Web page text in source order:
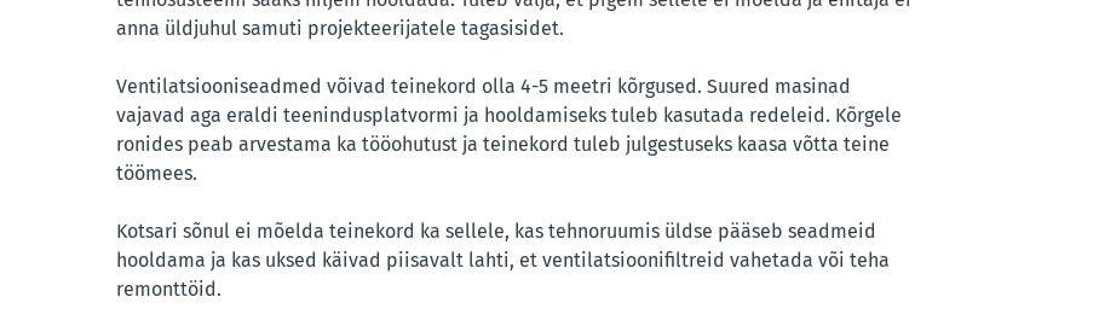
anna üldjuhul samuti projekteerijatele tagasisidet.
Ventilatsiooniseadmed võivad teinekord olla 4-5 meetri kõrgused. Suured masinad
vajavad aga eraldi teenindusplatvormi ja hooldamiseks tuleb kasutada redeleid. Kõrgele
ronides peab arvestama ka tööohutust ja teinekord tuleb julgestuseks kaasa võtta teine
töömees.
Kotsari sõnul ei mõelda teinekord ka sellele, kas tehnoruumis üldse pääseb seadmeid
hooldama ja kas uksed käivad piisavalt lahti, et ventilatsioonifiltreid vahetada või teha
remonttöid.